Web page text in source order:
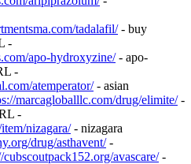
tadalafil/- buy
-
apo-hydroxyzine/- apo-
-
atemperator/- asian
marcagloballlc.com/drug/elimite/-
-
nizagara/- nizagara
drug/asthavent/-
cubscoutpack152.org/avascare/-